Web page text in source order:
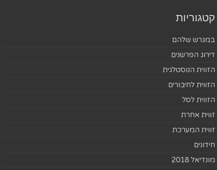
קטגוריות
במגרש שלהם
דירוג הפרשנים
הזווית הנוסטלגית
הזווית לחיבורים
הזווית לסל
זווית אחרת
זווית המערכת
חידונים
מונדיאל 2018